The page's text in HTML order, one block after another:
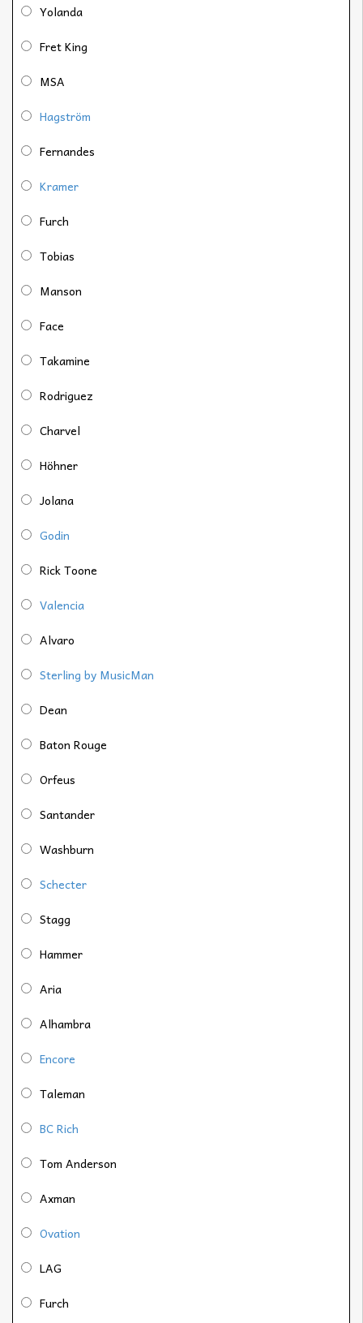
Yolanda
Fret King
MSA
Hagström
Fernandes
Kramer
Furch
Tobias
Manson
Face
Takamine
Rodriguez
Charvel
Höhner
Jolana
Godin
Rick Toone
Valencia
Alvaro
Sterling by MusicMan
Dean
Baton Rouge
Orfeus
Santander
Washburn
Schecter
Stagg
Hammer
Aria
Alhambra
Encore
Taleman
BC Rich
Tom Anderson
Axman
Ovation
LAG
Furch